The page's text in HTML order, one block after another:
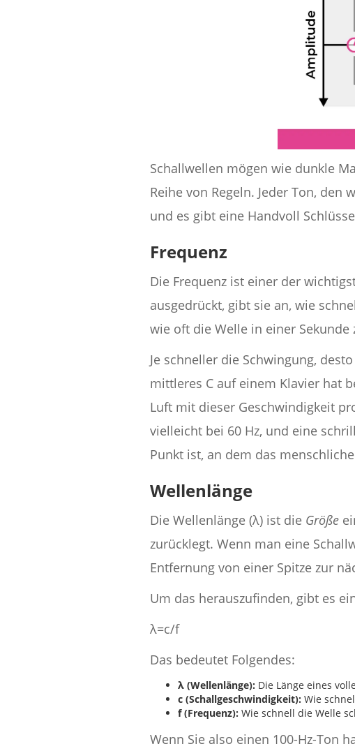
Schallwellen mögen wie dunkle
Reihe von Regeln. Jeder Ton,
und es gibt eine Handvoll
Frequenz
Die Frequenz ist einer der
ausgedrückt, gibt sie an, wie
wie oft die Welle in einer Sekunde
Je schneller die Schwingung,
mittleres C auf einem Klavier hat
Luft mit dieser Geschwindigkeit
vielleicht bei 60 Hz, und eine
Punkt ist, an dem das
Wellenlänge
Die Wellenlänge (λ) ist die Größe
zurücklegt. Wenn man eine
Entfernung von einer Spitze zur
Um das herauszufinden, gibt es
λ=c/f
Das bedeutet Folgendes:
λ (Wellenlänge): Die Länge eines
c (Schallgeschwindigkeit): Wie
f (Frequenz): Wie schnell die Welle
Wenn Sie also einen 100-Hz-Ton